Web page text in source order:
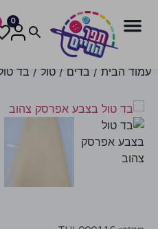
0
עמוד הבית / בדים / טול / בד